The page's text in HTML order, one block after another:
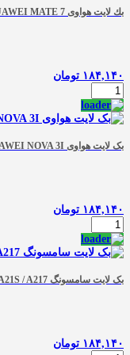
M20
/
بك لایت هواوی HUAWEI MATE 7 اورجينال
۱۸۴,۱۴۰ تومان
بك
لایت
هواوی
HUAWEI
MATE
7
بک لایت هواوی HUAWEI NOVA 3I اورجینال
۱۸۴,۱۴۰ تومان
بک
لایت
هواوی
HUAWEI
NOVA
3I
بک لایت سامسونگ SAMSUNG A21S / A217 اورجینال
۱۸۴,۱۴۰ تومان